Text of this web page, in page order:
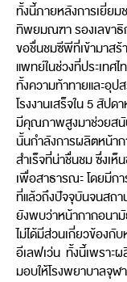
ทั้งนี้ภายหลังการเยี่ย
ทิพยมณฑา รองเลขาธิ
ขอชื่นชมซีพีที่เข้ามาสร้
แพทย์ในช่วงที่ประเทศ
ทั้งความท้าทายและอุป
โรงงานเสร็จใน 5 สัป
มีคุณภาพสูงมาช่วยสนั
นั้นกำลังการผลิตหน้าก
สำเร็จที่น่าชื่นชม ซึ่งเห็
เพื่อสาธารณะ โดยมีก
ที่แล้วถึงปัจจุบันจนสถ
ยังพบว่าหน้ากากอนา
ไม่ได้มีส่วนเกี่ยวข้องกั
อีเลฟเว่น ทั้งนี้เพราะ
มอบให้โรงพยาบาลจุฬ